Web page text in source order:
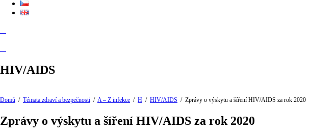
HIV/AIDS
Domů / Témata zdraví a bezpečnosti / A – Z infekce / H / HIV/AIDS / Zprávy o výskytu a šíření HIV/AIDS za rok 2020
Zprávy o výskytu a šíření HIV/AIDS za rok 2020